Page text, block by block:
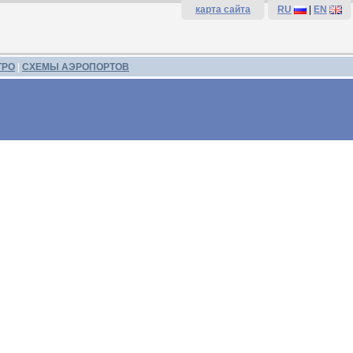
карта сайта RU EN
СХЕМЫ АЭРОПОРТОВ